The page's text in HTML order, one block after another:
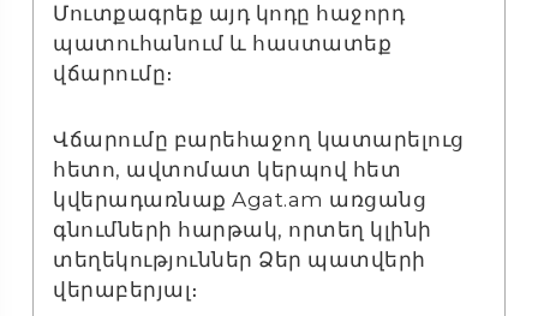
Մուտքագրեք այդ կոդը հաջորդ
պատուհանում և հաստատեք
վճարումը։
Վճարումը բարեհաջող կատարելուց
հետո, ավտոմատ կերպով հետ
կվերադառնաք Agat.am առցանց
գնումների հարթակ, որտեղ կլինի
տեղեկություններ Ձեր պատվերի
վերաբերյալ։